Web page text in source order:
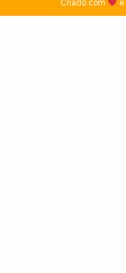
Criado com
e